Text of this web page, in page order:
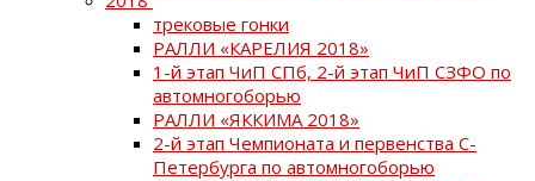
трековые гонки
РАЛЛИ «КАРЕЛИЯ 2018»
1-й этап ЧиП СПб, 2-й этап ЧиП СЗФО по
автомногоборью
РАЛЛИ «ЯККИМА 2018»
2-й этап Чемпионата и первенства С-
Петербурга по автомногоборью